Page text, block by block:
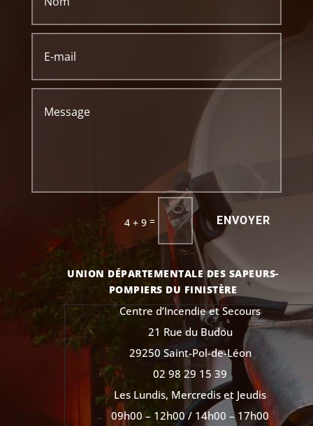
4 + 9 = ENVOYER
UNION DÉPARTEMENTALE DES SAPEURS-
POMPIERS DU FINISTÈRE
Centre d’Incendie et Secours
21 Rue du Budou
29250 Saint-Pol-de-Léon
02 98 29 15 39
Les Lundis, Mercredis et Jeudis
09h00 – 12h00 / 14h00 – 17h00